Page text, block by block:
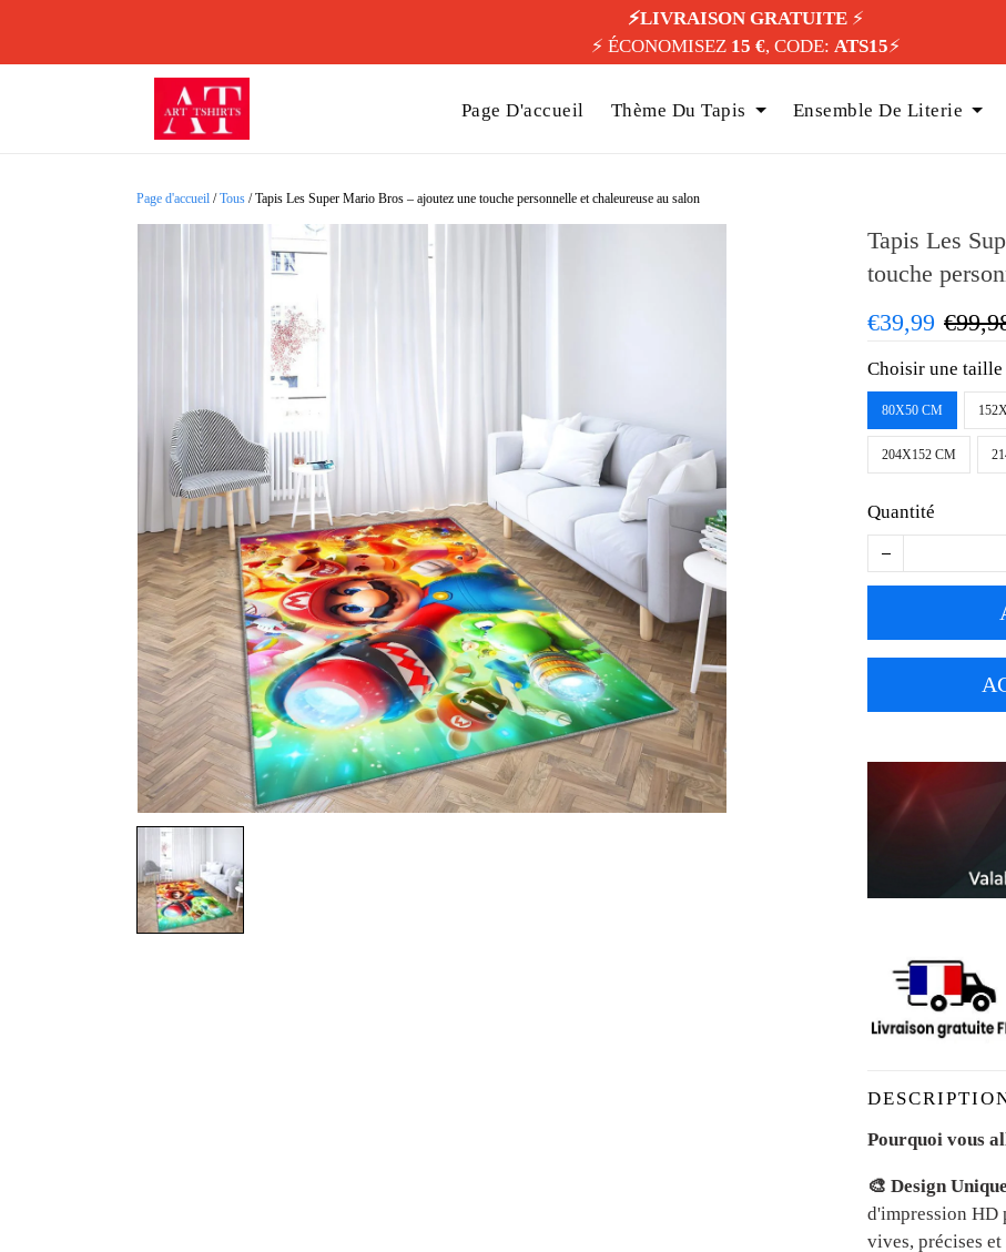
⚡️LIVRAISON GRATUITE⚡️
⚡️ ÉCONOMISEZ 15 €, CODE: ATS15⚡️
Page D'accueil Thème Du Tapis Ensemble De Literie
Page d'accueil /Tous /Tapis Les Super Mario Bros – ajoutez une touche personnelle et chaleureuse au salon
Tapis Les
touche
€39,99
Choisir une
80X50 CM
204X152 CM
Quantité
Pourquoi vous
🎨 Design
d'impression HD
vives, précises et